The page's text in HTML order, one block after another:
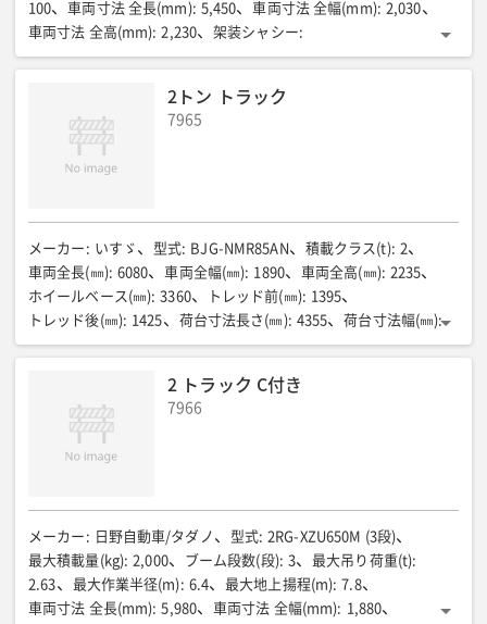
100
車両寸法 全長(mm): 5,450 車両寸法 全幅(mm): 2,030
車両寸法 全高(mm): 2,230 架装シャシー:
4tキャブオーバートラック
最大積載容量(ℓ): 4,000
2トン トラック
7965
メーカー : いすゞ 型式: BJG-NMR85AN 積載クラス(t): 2
車両全長(㎜): 6080 車両全幅(㎜): 1890 車両全高(㎜): 2235
ホイールベース(㎜): 3360 トレッド前(㎜): 1395
トレッド後(㎜): 1425 荷台寸法長さ(㎜): 4355 荷台寸法幅(㎜):
1790
荷台寸法高さ(㎜): 380 床面地上高(㎜): 950
3 最大積載量(㎏): 2000
車両総重量(㎏) : 4985
最高出力(PS/rpm)
乗車定員名: ー 燃料室形式: ー
2 トラック C付き
7966
メーカー : 日野自動車/タダノ 型式: 2RG-XZU650M (3段)
最大積載量(kg): 2,000 ブーム段数(段): 3 最大吊り荷重(t):
2.63
最大作業半径(m): 6.4 最大地上揚程(m): 7.8
車両寸法 全長(mm): 5,980 車両寸法 全幅(mm): 1,880